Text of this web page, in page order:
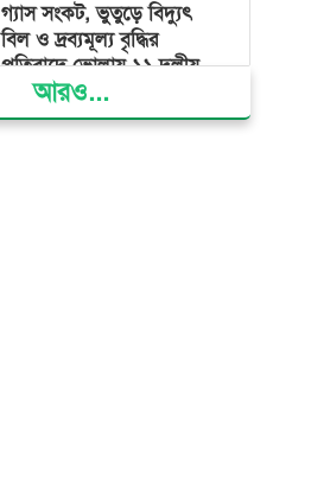
গ্যাস সংকট, ভুতুড়ে বিদ্যুৎ
বিল ও দ্রব্যমূল্য বৃদ্ধির
প্রতিবাদে ভোলায় ১১ দলীয়
ঐক্যের প্রধানমন্ত্রী বরাবর
স্মারকলিপি প্রদান
আরও...